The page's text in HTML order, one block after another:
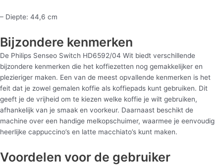
– Diepte: 44,6 cm
Bijzondere kenmerken
De Philips Senseo Switch HD6592/04 Wit biedt verschillende
bijzondere kenmerken die het koffiezetten nog gemakkelijker en
plezieriger maken. Een van de meest opvallende kenmerken is het
feit dat je zowel gemalen koffie als koffiepads kunt gebruiken. Dit
geeft je de vrijheid om te kiezen welke koffie je wilt gebruiken,
afhankelijk van je smaak en voorkeur. Daarnaast beschikt de
machine over een handige melkopschuimer, waarmee je eenvoudig
heerlijke cappuccino’s en latte macchiato’s kunt maken.
Voordelen voor de gebruiker